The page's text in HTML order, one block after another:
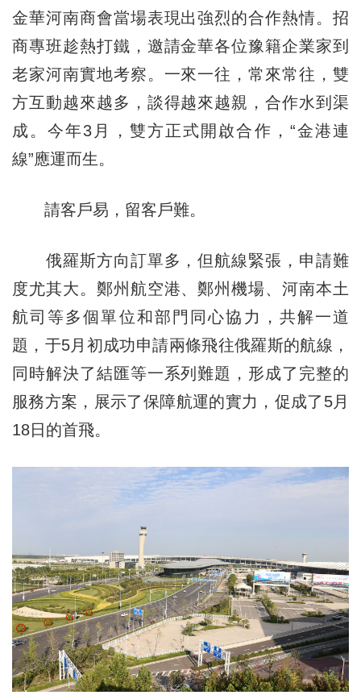
金華河南商會當場表現出強烈的合作熱情。招
商專班趁熱打鐵，邀請金華各位豫籍企業家到
老家河南實地考察。一來一往，常來常往，雙
方互動越來越多，談得越來越親，合作水到渠
成。今年3月，雙方正式開啟合作，“金港連
線”應運而生。
請客戶易，留客戶難。
俄羅斯方向訂單多，但航線緊張，申請難
度尤其大。鄭州航空港、鄭州機場、河南本土
航司等多個單位和部門同心協力，共解一道
題，于5月初成功申請兩條飛往俄羅斯的航線，
同時解決了結匯等一系列難題，形成了完整的
服務方案，展示了保障航運的實力，促成了5月
18日的首飛。